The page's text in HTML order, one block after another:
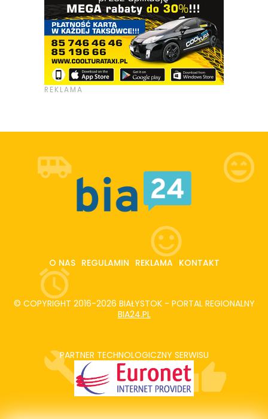
O NAS REGULAMIN REKLAMA KONTAKT
© COPYRIGHT 2016-2026 BIAŁYSTOK - PORTAL REGIONALNY
BIA24.PL
PARTNER TECHNOLOGICZNY SERWISU